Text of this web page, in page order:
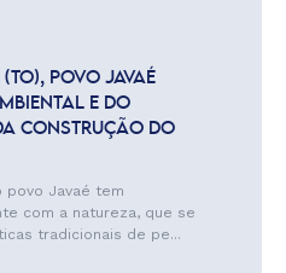
POVO JAVAÉ
E DO
CONSTRUÇÃO DO
povo Javaé tem
com a natureza, que se
tradicionais de pe...